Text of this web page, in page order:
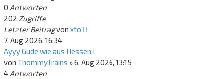
0 Antworten
202 Zugriffe
Letzter Beitragvon xto
7. Aug 2026, 16:34
Ayyy Gude wie aus Hessen !
von ThommyTrains »6. Aug 2026, 13:15
4 Antworten